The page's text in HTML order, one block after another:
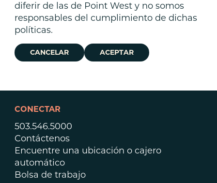
diferir de las de Point West y no somos
responsables del cumplimiento de dichas
políticas.
CANCELAR ACEPTAR
CONECTAR
503.546.5000
Contáctenos
Encuentre una ubicación o cajero
automático
Bolsa de trabajo